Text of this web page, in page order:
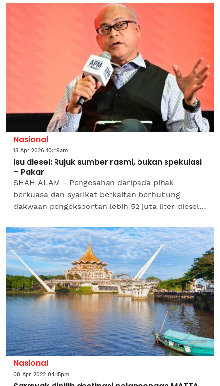
menjelang Tahun Melawat Malaysia...
Nasional
13 Apr 2026 10:49am
Isu diesel: Rujuk sumber rasmi, bukan spekulasi
– Pakar
SHAH ALAM - Pengesahan daripada pihak
berkuasa dan syarikat berkaitan berhubung
dakwaan pengeksportan lebih 52 juta liter diesel
berbanding spekulasi atau...
Nasional
08 Apr 2022 04:15pm